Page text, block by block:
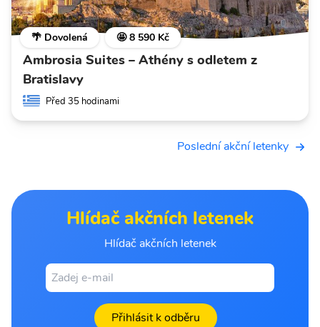
🌴 Dovolená 🤩 8 590 Kč
Ambrosia Suites – Athény s odletem z
Bratislavy
Před 35 hodinami
Poslední akční letenky
Hlídač akčních letenek
Hlídač akčních letenek
Přihlásit k odběru